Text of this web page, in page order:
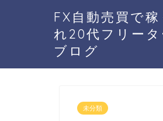
FX自動売買で稼
れ20代フリータ
ブログ
未分類